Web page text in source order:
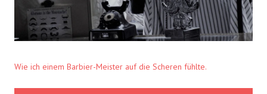
Wie ich einem Barbier-Meister auf die Scheren fühlte.